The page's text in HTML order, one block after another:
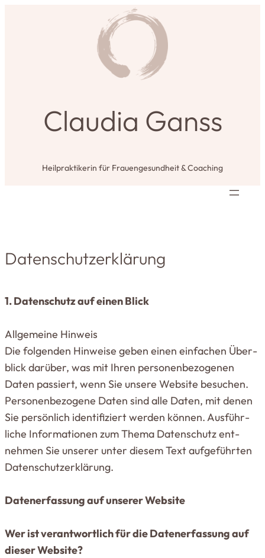
Claudia Ganss
Heilpraktikerin für Frauengesundheit & Coaching
Daten­schutz­er­klärung
1. Daten­schutz auf einen Blick
All­ge­meine Hinweis
Die fol­genden Hin­weise geben einen ein­fachen Über­
blick darüber, was mit Ihren per­so­nen­be­zo­genen
Daten pas­siert, wenn Sie unsere Website besuchen.
Per­so­nen­be­zogene Daten sind alle Daten, mit denen
Sie per­sönlich iden­ti­fi­ziert werden können. Aus­führ­
liche Infor­ma­tionen zum Thema Daten­schutz ent­
nehmen Sie unserer unter diesem Text auf­ge­führten
Daten­schutz­er­klärung.
Daten­er­fassung auf unserer Website
Wer ist ver­ant­wortlich für die Daten­er­fassung auf
dieser Website?